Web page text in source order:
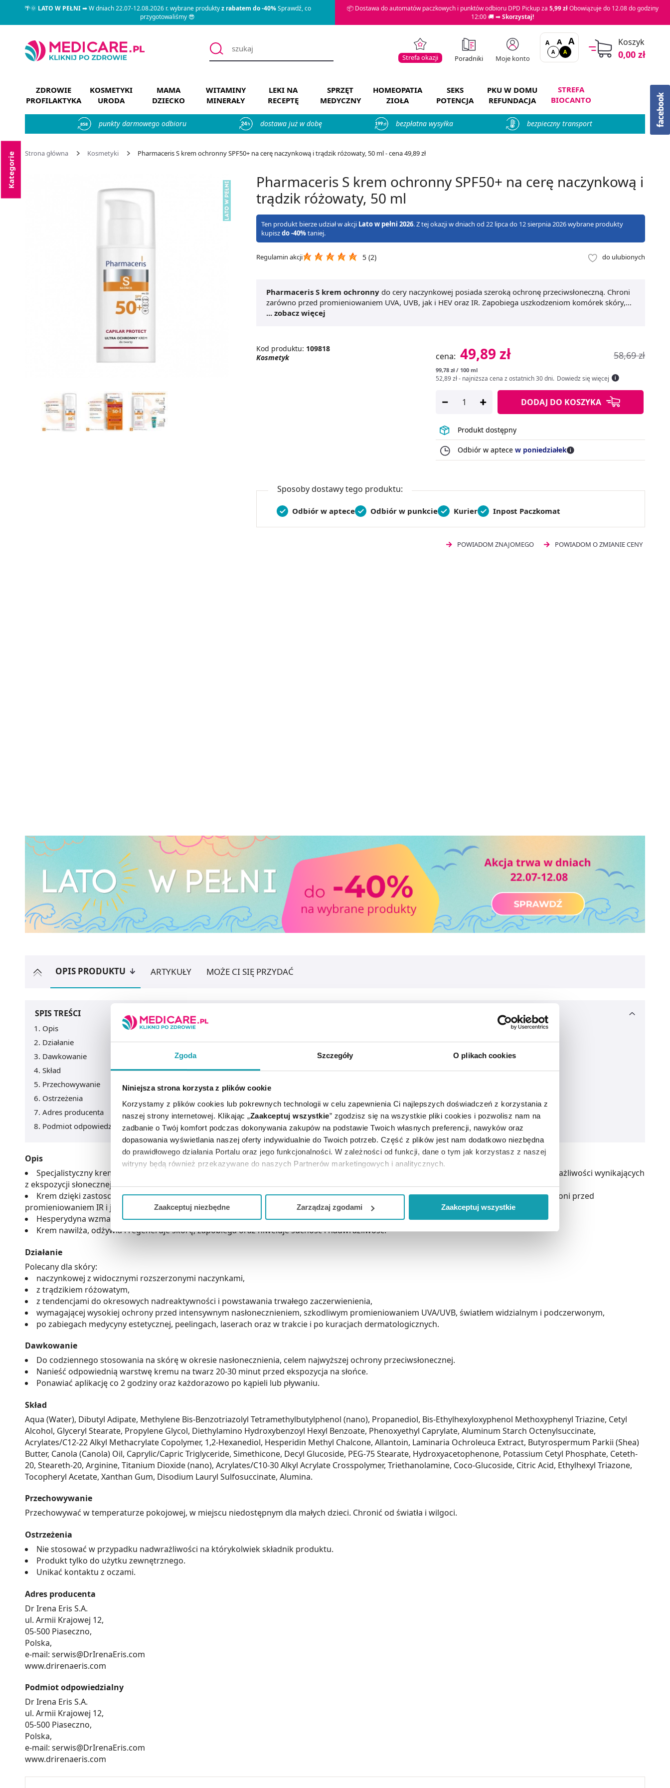
Zgoda Szczegóły O plikach cookies
Niniejsza strona korzysta z plików cookie
Korzystamy z plików cookies lub pokrewnych technologii w celu zapewnienia Ci najlepszych doświadczeń z korzystania z
naszej strony internetowej. Klikając „Zaakceptuj wszystkie” zgodzisz się na wszystkie pliki cookies i pozwolisz nam na
zadbanie o Twój komfort podczas dokonywania zakupów na podstawie Twoich własnych preferencji, nawyków oraz
dopasowania wyświetlania naszej oferty indywidualnie do Twoich potrzeb. Część z plików jest nam dodatkowo niezbędna
do prawidłowego działania Portalu oraz jego funkcjonalności. W zależności od funkcji, dane o tym jak korzystasz z naszej
witryny będą również przekazywane do naszych Partnerów marketingowych i analitycznych.
Jeżeli chcesz dostosować swoją zgodę i wybrać tylko niektóre dodatkowe funkcje, z którymi wiąże się zbieranie danych o
Ciebie danych, które nie są niezbędne dla funkcjonowania Strony. Będzie się to jednak wiązało z brakiem dostępu do
Zaakceptuj niezbędne Zarządzaj zgodami Zaakceptuj wszystkie
🌴🌞LATO W PEŁNI➡ W dniach 22.07-12.08.2026 r. wybrane produktyz rabatem do -40%Sprawdź, co
przygotowaliśmy 😎
📦 Dostawa do automatów paczkowych i punktów odbioru DPD Pickup za 5,99 złObowiązuje do 12.08 do godziny
12:00 🚚 ➡Skorzystaj!
Strefa okazji Poradniki Moje konto
A A A
A A
Koszyk
0,00 zł
ZDROWIE
PROFILAKTYKA
KOSMETYKI
URODA
MAMA
DZIECKO
WITAMINY
MINERAŁY
LEKI NA
RECEPTĘ
SPRZĘT
MEDYCZNY
HOMEOPATIA
ZIOŁA
SEKS
POTENCJA
PKU W DOMU
REFUNDACJA
STREFA
BIOCANTO
858 punkty darmowego odbioru dostawa już w dobę bezpłatna wysyłka bezpieczny transport
Strona główna Kosmetyki Pharmaceris S krem ochronny SPF50+ na cerę naczynkową i trądzik różowaty, 50 ml - cena 49,89 zł
Kategorie
Pharmaceris S krem ochronny SPF50+ na cerę naczynkową i
trądzik różowaty, 50 ml
Ten produkt bierze udział w akcji Lato w pełni 2026. Z tej okazji w dniach od 22 lipca do 12 sierpnia 2026 wybrane produkty
kupiszdo -40%taniej.
Regulamin akcji 5 (2) do ulubionych
Pharmaceris S krem ochronny do cery naczynkowej posiada szeroką ochronę przeciwsłoneczną. Chroni
zarówno przed promieniowaniem UVA, UVB, jak i HEV oraz IR. Zapobiega uszkodzeniom komórek skóry,
do których dochodzi pod wpływem promieni słonecznych. Jednocześnie,
działaniem ochronnym, posiada on również właściwości odżywiające i nawilżające skórę.
... zobacz więcej
Kod produktu: 109818
Kosmetyk
cena: 49,89 zł 58,69 zł
99,78 zł / 100 ml
52,89 zł- najniższa cena z ostatnich 30 dni. Dowiedz się więcej
DODAJ DO KOSZYKA
Produkt dostępny
Odbiór w aptece w poniedziałek
Sposoby dostawy tego produktu:
Odbiór w aptece Odbiór w punkcie Kurier Inpost Paczkomat
POWIADOM ZNAJOMEGO POWIADOM O ZMIANIE CENY
OPIS PRODUKTU ARTYKUŁY MOŻE CI SIĘ PRZYDAĆ
SPIS TREŚCI
Opis
Działanie
Dawkowanie
Skład
Przechowywanie
Ostrzeżenia
Adres producenta
Podmiot odpowiedzialny
Opis
Specjalistyczny krem ochronny skutecznie zapobiega powstawaniu przebarwień, zmian rumieniowych, teleangiektazji i wystąpieniu nadwrażliwości wynikających
z ekspozycji słonecznej.
Krem dzięki zastosowaniu nowoczesnej technologii filtrów szerokopasmowych i AntileuDNAprotect zabezpiecza skórę przed słońcem, chroni przed
promieniowaniem IR i jego skutkami, które powodują angiogenezę i fotostarzenie.
Hesperydyna wzmacnia ścianki naczyń krwionośnych oraz zapobiega ich rozszerzaniu.
Krem nawilża, odżywia i regeneruje skórę, zapobiega oraz niweluje suchość i nadwrażliwość.
Działanie
Polecany dla skóry:
naczynkowej z widocznymi rozszerzonymi naczynkami,
z trądzikiem różowatym,
z tendencjami do okresowych nadreaktywności i powstawania trwałego zaczerwienienia,
wymagającej wysokiej ochrony przed intensywnym nasłonecznieniem, szkodliwym promieniowaniem UVA/UVB, światłem widzialnym i podczerwonym,
po zabiegach medycyny estetycznej, peelingach, laserach oraz w trakcie i po kuracjach dermatologicznych.
Dawkowanie
Do codziennego stosowania na skórę w okresie nasłonecznienia, celem najwyższej ochrony przeciwsłonecznej.
Nanieść odpowiednią warstwę kremu na twarz 20-30 minut przed ekspozycja na słońce.
Ponawiać aplikację co 2 godziny oraz każdorazowo po kąpieli lub pływaniu.
Skład
Aqua (Water), Dibutyl Adipate, Methylene Bis-Benzotriazolyl Tetramethylbutylphenol (nano), Propanediol, Bis-Ethylhexyloxyphenol Methoxyphenyl Triazine, Cetyl
Alcohol, Glyceryl Stearate, Propylene Glycol, Diethylamino Hydroxybenzoyl Hexyl Benzoate, Phenoxyethyl Caprylate, Aluminum Starch Octenylsuccinate,
Acrylates/C12-22 Alkyl Methacrylate Copolymer, 1,2-Hexanediol, Hesperidin Methyl Chalcone, Allantoin, Laminaria Ochroleuca Extract, Butyrospermum Parkii (Shea)
Butter, Canola (Canola) Oil, Caprylic/Capric Triglyceride, Simethicone, Decyl Glucoside, PEG-75 Stearate, Hydroxyacetophenone, Potassium Cetyl Phosphate, Ceteth-
20, Steareth-20, Arginine, Titanium Dioxide (nano), Acrylates/C10-30 Alkyl Acrylate Crosspolymer, Triethanolamine, Coco-Glucoside, Citric Acid, Ethylhexyl Triazone,
Tocopheryl Acetate, Xanthan Gum, Disodium Lauryl Sulfosuccinate, Alumina.
Przechowywanie
Przechowywać w temperaturze pokojowej, w miejscu niedostępnym dla małych dzieci. Chronić od światła i wilgoci.
Ostrzeżenia
Nie stosować w przypadku nadwrażliwości na którykolwiek składnik produktu.
Produkt tylko do użytku zewnętrznego.
Unikać kontaktu z oczami.
Adres producenta
Dr Irena Eris S.A.
ul. Armii Krajowej 12,
05-500 Piaseczno,
Polska,
e-mail: serwis@DrIrenaEris.com
www.drirenaeris.com
Podmiot odpowiedzialny
Dr Irena Eris S.A.
ul. Armii Krajowej 12,
05-500 Piaseczno,
Polska,
e-mail: serwis@DrIrenaEris.com
www.drirenaeris.com